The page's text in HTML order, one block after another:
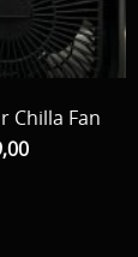
Chilla Fan